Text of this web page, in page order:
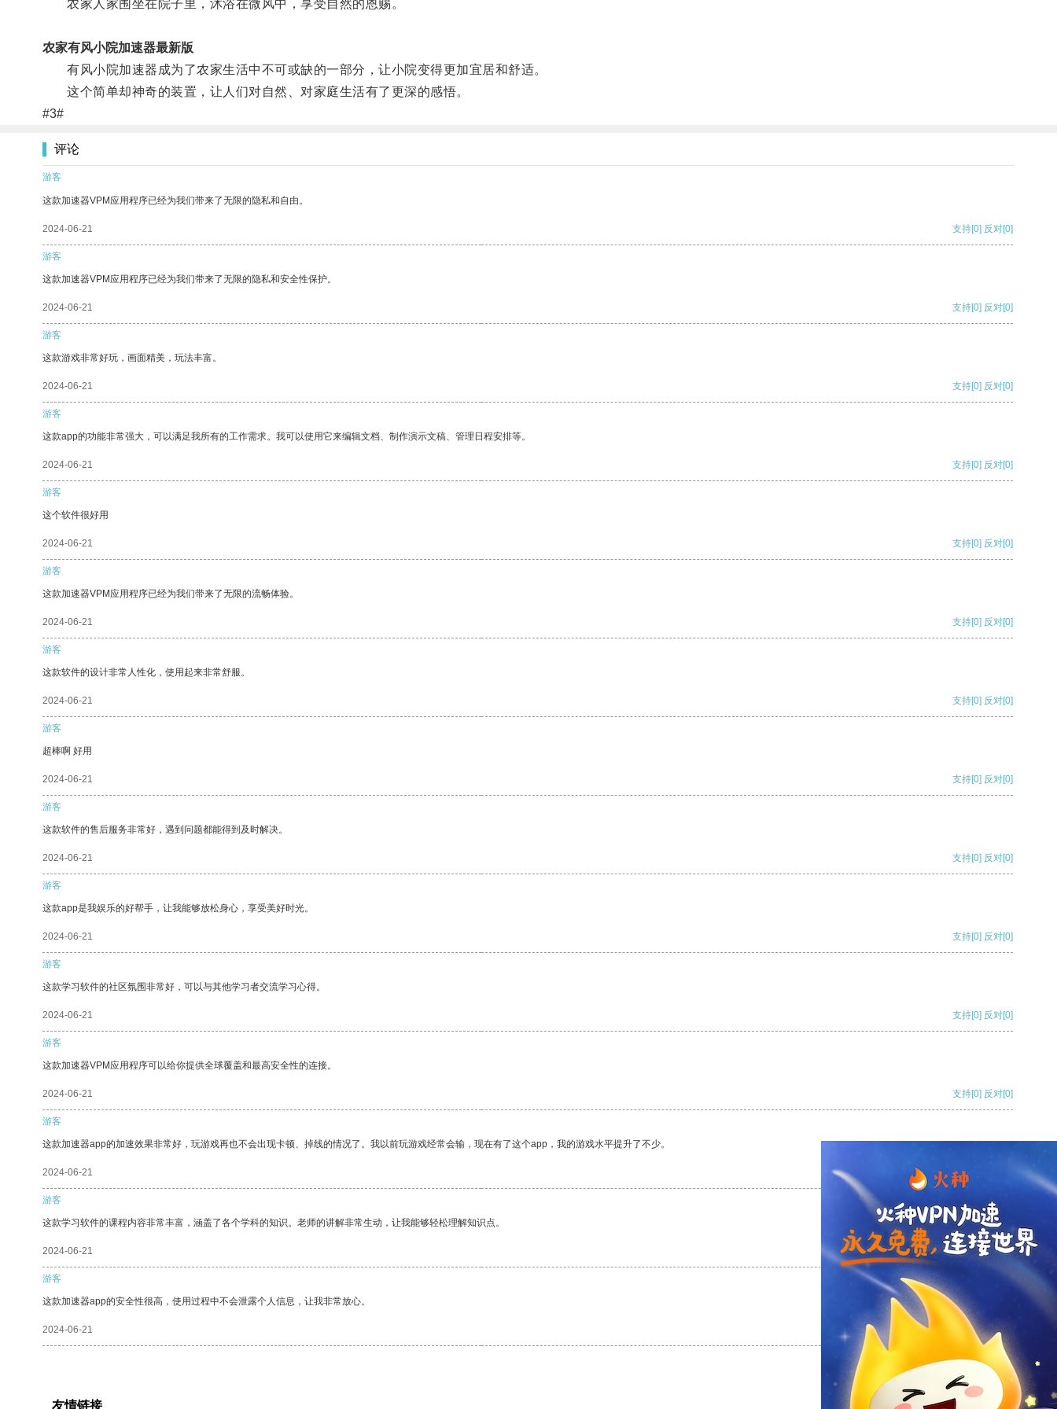
农家人家围坐在院子里，沐浴在微风中，享受自然的恩赐。
农家有风小院加速器最新版
有风小院加速器成为了农家生活中不可或缺的一部分，让小院变得更加宜居和舒适。
这个简单却神奇的装置，让人们对自然、对家庭生活有了更深的感悟。
#3#
评论
游客
这款加速器VPM应用程序已经为我们带来了无限的隐私和自由。
2024-06-21 支持[0] 反对[0]
游客
这款加速器VPM应用程序已经为我们带来了无限的隐私和安全性保护。
2024-06-21 支持[0] 反对[0]
游客
这款游戏非常好玩，画面精美，玩法丰富。
2024-06-21 支持[0] 反对[0]
游客
这款app的功能非常强大，可以满足我所有的工作需求。我可以使用它来编辑文档、制作演示文稿、管理日程安排等。
2024-06-21 支持[0] 反对[0]
游客
这个软件很好用
2024-06-21 支持[0] 反对[0]
游客
这款加速器VPM应用程序已经为我们带来了无限的流畅体验。
2024-06-21 支持[0] 反对[0]
游客
这款软件的设计非常人性化，使用起来非常舒服。
2024-06-21 支持[0] 反对[0]
游客
超棒啊 好用
2024-06-21 支持[0] 反对[0]
游客
这款软件的售后服务非常好，遇到问题都能得到及时解决。
2024-06-21 支持[0] 反对[0]
游客
这款app是我娱乐的好帮手，让我能够放松身心，享受美好时光。
2024-06-21 支持[0] 反对[0]
游客
这款学习软件的社区氛围非常好，可以与其他学习者交流学习心得。
2024-06-21 支持[0] 反对[0]
游客
这款加速器VPM应用程序可以给你提供全球覆盖和最高安全性的连接。
2024-06-21 支持[0] 反对[0]
游客
这款加速器app的加速效果非常好，玩游戏再也不会出现卡顿、掉线的情况了。我以前玩游戏经常会输，现在有了这个app，我的游戏水平提升了不少。
2024-06-21 支持
游客
这款学习软件的课程内容非常丰富，涵盖了各个学科的知识。老师的讲解非常生动，让我能够轻松理解知识点。
2024-06-21 支持[0] 反对[0]
游客
这款加速器app的安全性很高，使用过程中不会泄露个人信息，让我非常放心。
2024-06-21 支持[0] 反对[0]
友情链接